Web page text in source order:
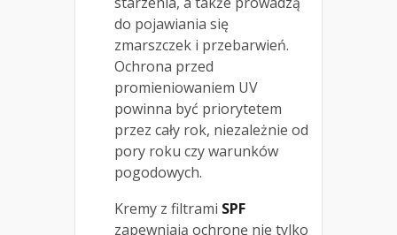
do pojawiania się
zmarszczek i przebarwień.
Ochrona przed
promieniowaniem UV
powinna być priorytetem
przez cały rok, niezależnie od
pory roku czy warunków
pogodowych.
Kremy z filtrami SPF
zapewniają ochronę nie tylko